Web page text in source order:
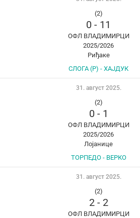
(2)
0 - 11
ОФЛ ВЛАДИМИРЦИ
2025/2026
Риђаке
СЛОГА (Р) - ХАЈДУК
31. август 2025.
(2)
0 - 1
ОФЛ ВЛАДИМИРЦИ
2025/2026
Лојанице
ТОРПЕДО - ВЕРКО
31. август 2025.
(2)
2- 2
ОФЛ ВЛАДИМИРЦИ